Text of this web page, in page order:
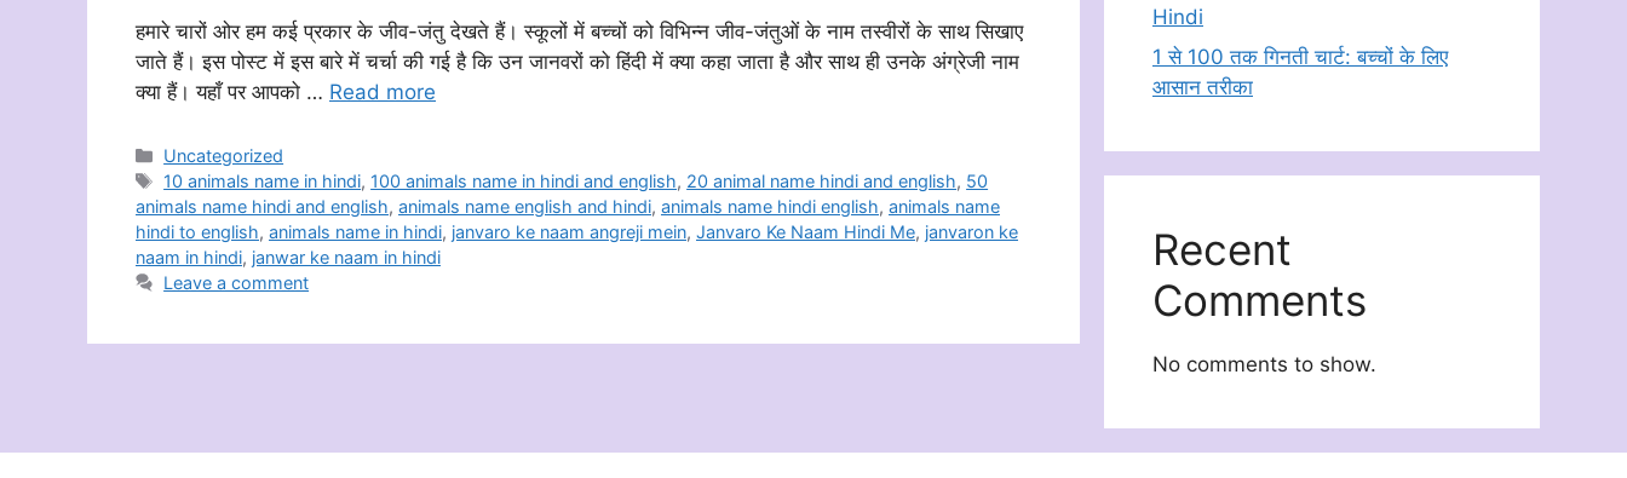
हमारे चारों ओर हम कई प्रकार के जीव-जंतु देखते हैं। स्कूलों में बच्चों को विभिन्न जीव-जंतुओं के नाम तस्वीरों के साथ सिखाए
जाते हैं। इस पोस्ट में इस बारे में चर्चा की गई है कि उन जानवरों को हिंदी में क्या कहा जाता है और साथ ही उनके अंग्रेजी नाम
क्या हैं। यहाँ पर आपको … Read more
Categories
Uncategorized
Tags
10 animals name in hindi, 100 animals name in hindi and english, 20 animal name hindi and english, 50
animals name hindi and english, animals name english and hindi, animals name hindi english, animals name
hindi to english, animals name in hindi, janvaro ke naam angreji mein, Janvaro Ke Naam Hindi Me, janvaron ke
naam in hindi, janwar ke naam in hindi
Leave a comment
Hindi
1 से 100 तक गिनती चार्ट: बच्चों के लिए
आसान तरीका
Recent
Comments
No comments to show.